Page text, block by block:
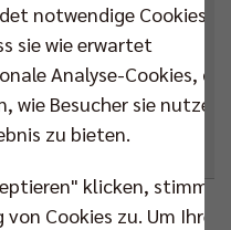
Match,Bundesliga
notwendige Cookies,
sie wie erwartet
Analyse-Cookies, die
Besucher sie nutzen,
zu bieten.
klicken, stimmen
Cookies zu. Um Ihre